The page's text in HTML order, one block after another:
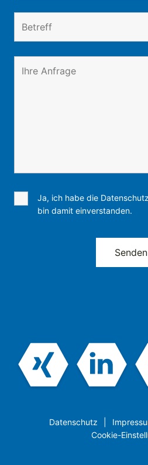
Ja, ich habe die
bin damit einverstanden.
Datenschutz
Cookie-